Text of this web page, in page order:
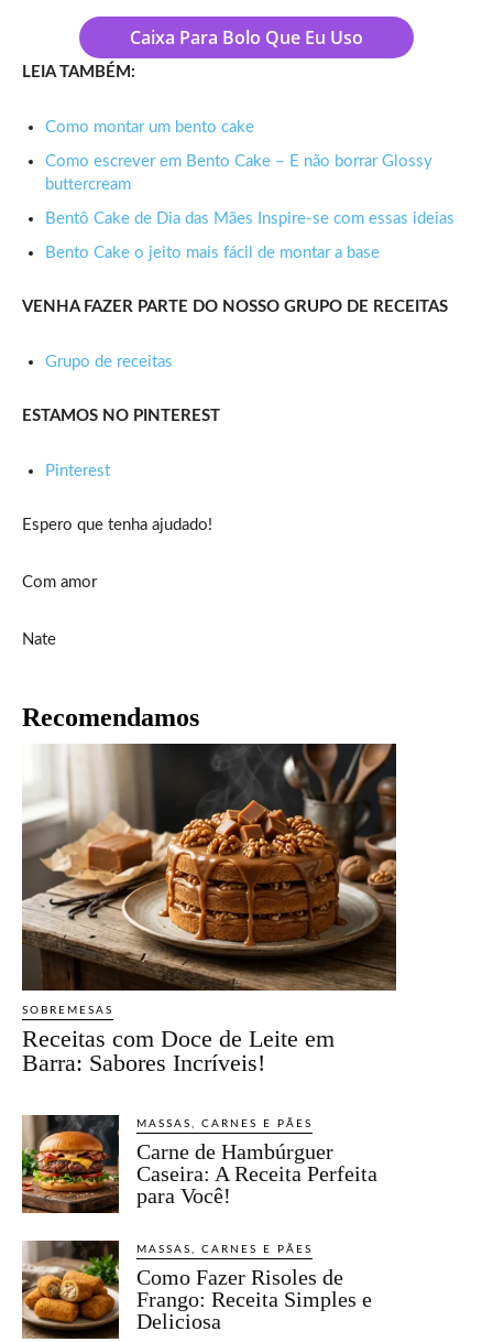
Caixa Para Bolo Que Eu Uso
LEIA TAMBÉM:
Como montar um bento cake
Como escrever em Bento Cake – E não borrar Glossy
buttercream
Bentô Cake de Dia das Mães Inspire-se com essas ideias
Bento Cake o jeito mais fácil de montar a base
VENHA FAZER PARTE DO NOSSO GRUPO DE RECEITAS
Grupo de receitas
ESTAMOS NO PINTEREST
Pinterest
Espero que tenha ajudado!
Com amor
Nate
Recomendamos
SOBREMESAS
Receitas com Doce de Leite em
Barra: Sabores Incríveis!
MASSAS, CARNES E PÃES
Carne de Hambúrguer
Caseira: A Receita Perfeita
para Você!
MASSAS, CARNES E PÃES
Como Fazer Risoles de
Frango: Receita Simples e
Deliciosa